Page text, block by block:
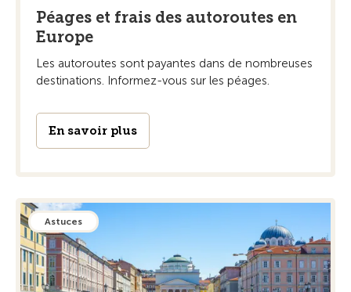
Péages et frais des autoroutes en
Europe
Les autoroutes sont payantes dans de nombreuses
destinations. Informez-vous sur les péages.
En savoir plus
Astuces